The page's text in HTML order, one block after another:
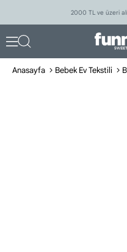
2000 TL ve üzeri
Anasayfa Bebek Ev Tekstili